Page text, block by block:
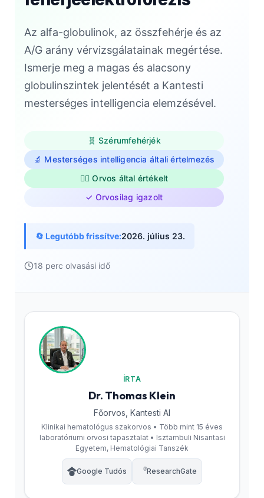
Az alfa-globulinok, az összfehérje és az
A/G arány vérvizsgálatainak megértése.
Ismerje meg a magas és alacsony
globulinszintek jelentését a Kantesti
mesterséges intelligencia elemzésével.
🧬 Szérumfehérjék
🔬 Mesterséges intelligencia általi értelmezés
👨‍⚕️ Orvos által értékelt
✓ Orvosilag igazolt
🔄 Legutóbb frissítve:2026. július 23.
18 perc olvasási idő
ÍRTA
Dr. Thomas Klein
Főorvos, Kantesti AI
Klinikai hematológus szakorvos • Több mint 15 éves
laboratóriumi orvosi tapasztalat • Isztambuli Nisantasi
Egyetem, Hematológiai Tanszék
Google Tudós ResearchGate